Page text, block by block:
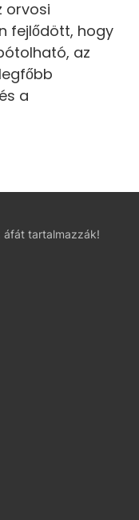
orvosi
fejlődött, hogy
az
a
áfát tartalmazzák!